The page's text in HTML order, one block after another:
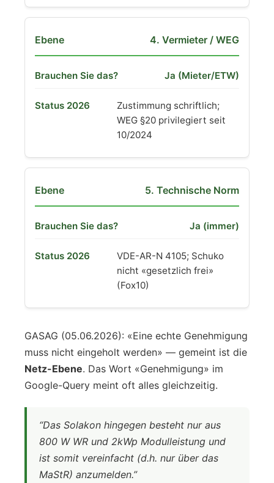
4. Vermieter / WEG
Ja (Mieter/ETW)
Zustimmung schriftlich;
WEG §20 privilegiert seit
10/2024
5. Technische Norm
Ja (immer)
VDE-AR-N 4105; Schuko
nicht «gesetzlich frei»
(Fox10)
GASAG (05.06.2026): «Eine echte Genehmigung
muss nicht eingeholt werden» — gemeint ist die
Netz-Ebene. Das Wort «Genehmigung» im
Google-Query meint oft alles gleichzeitig.
“Das Solakon hingegen besteht nur aus
800 W WR und 2kWp Modulleistung und
ist somit vereinfacht (d.h. nur über das
MaStR) anzumelden.”